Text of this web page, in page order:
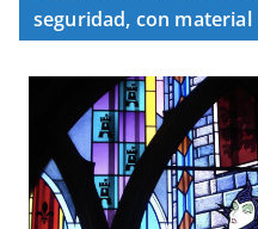
seguridad, con